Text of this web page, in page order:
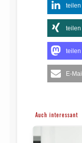
teilen
teilen
teilen
E-Mail
Auch interessant